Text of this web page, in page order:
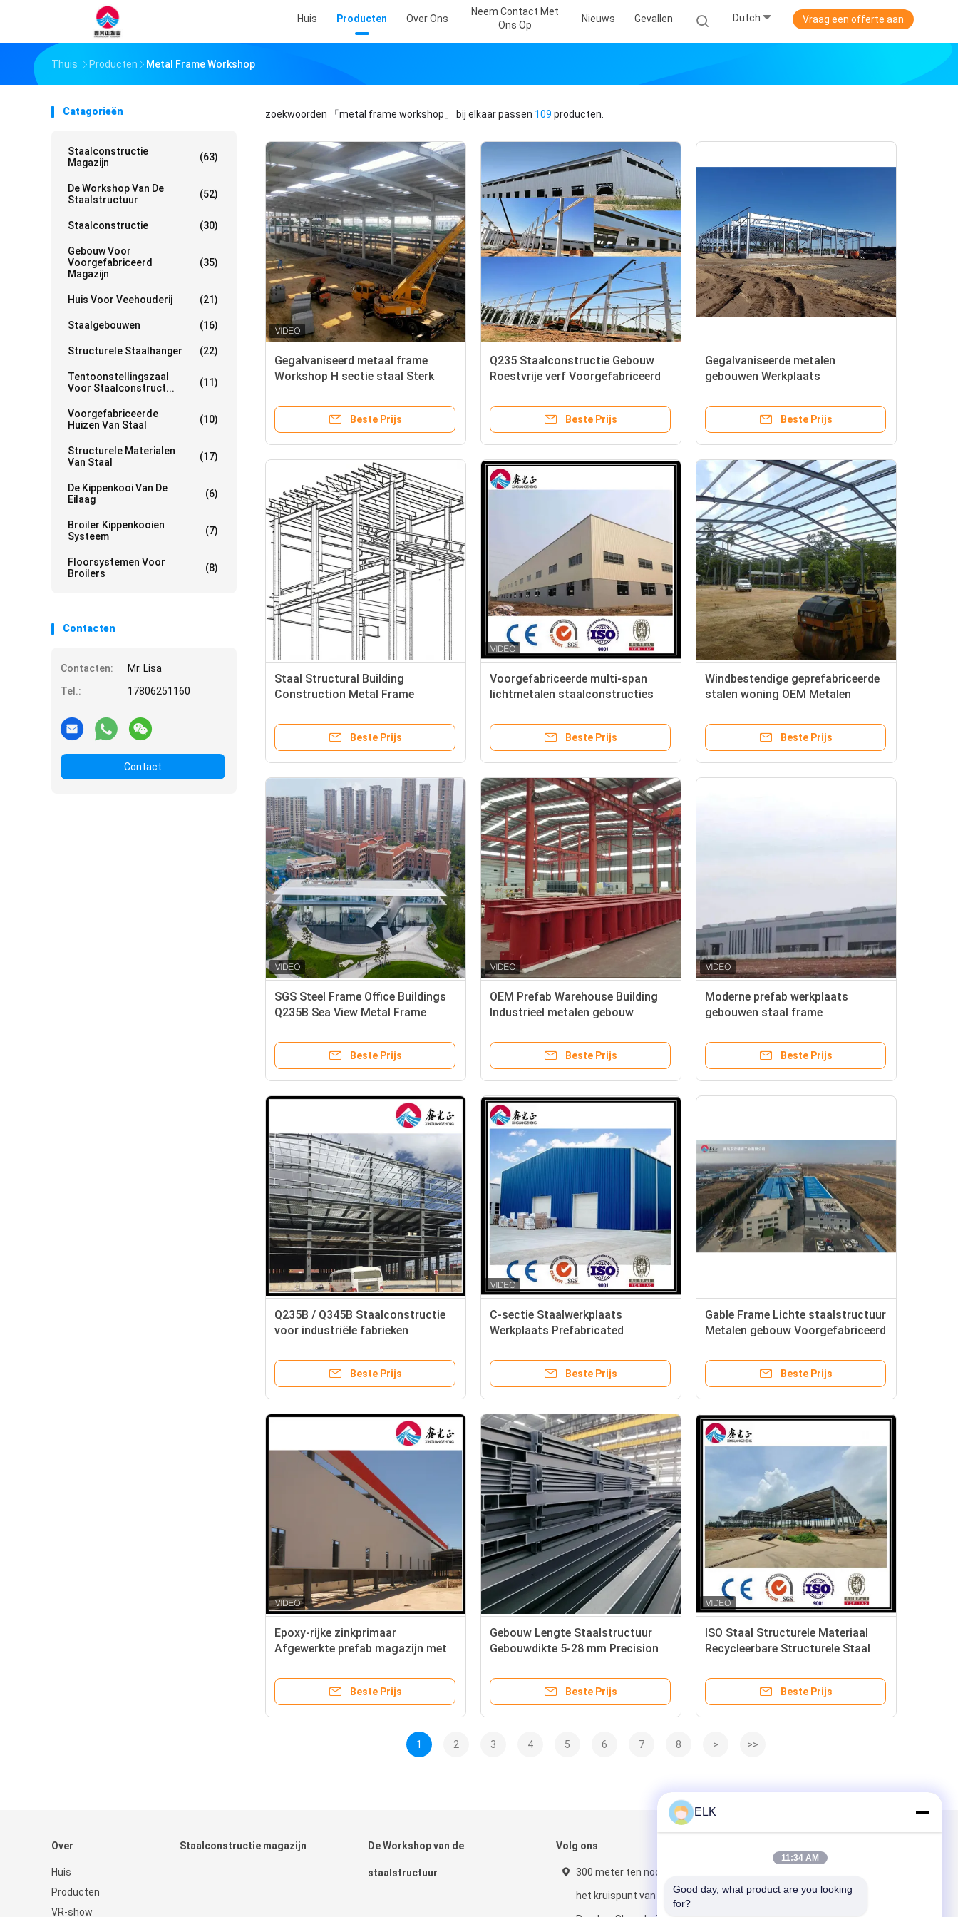
Huis Producten Over Ons
Neem Contact Met
Ons Op
Nieuws Gevallen Dutch Vraag een offerte aan
Thuis Producten Metal Frame Workshop
Catagorieën
Staalconstructie
Magazijn
(63)
De Workshop Van De
Staalstructuur
(52)
Staalconstructie (30)
Gebouw Voor
Voorgefabriceerd
Magazijn
(35)
Huis Voor Veehouderij (21)
Staalgebouwen (16)
Structurele Staalhanger (22)
Tentoonstellingszaal
Voor Staalconstruct...
(11)
Voorgefabriceerde
Huizen Van Staal
(10)
Structurele Materialen
Van Staal
(17)
De Kippenkooi Van De
Eilaag
(6)
Broiler Kippenkooien
Systeem
(7)
Floorsystemen Voor
Broilers
(8)
Contacten
Contacten:
Mr. Lisa
Tel.:
17806251160
Contact
zoekwoorden 「metal frame workshop」 bij elkaar passen 109 producten.
Gegalvaniseerd metaal frame
Workshop H sectie staal Sterk
Beste Prijs
Q235 Staalconstructie Gebouw
Roestvrije verf Voorgefabriceerd
Beste Prijs
Gegalvaniseerde metalen
gebouwen Werkplaats
Beste Prijs
Staal Structural Building
Construction Metal Frame
tekenoplossingen voor duurzame
en projecten
Beste Prijs
Voorgefabriceerde multi-span
lichtmetalen staalconstructies
Beste Prijs
Windbestendige geprefabriceerde
stalen woning OEM Metalen
Beste Prijs
SGS Steel Frame Office Buildings
Q235B Sea View Metal Frame
Beste Prijs
OEM Prefab Warehouse Building
Industrieel metalen gebouw
Beste Prijs
Moderne prefab werkplaats
gebouwen staal frame
Beste Prijs
Q235B / Q345B Staalconstructie
voor industriële fabrieken
Beste Prijs
C-sectie Staalwerkplaats
Werkplaats Prefabricated
Beste Prijs
Gable Frame Lichte staalstructuur
Metalen gebouw Voorgefabriceerd
Beste Prijs
Epoxy-rijke zinkprimaar
Afgewerkte prefab magazijn met
Beste Prijs
Gebouw Lengte Staalstructuur
Gebouwdikte 5-28 mm Precision
industriële bouwoplossingen
Beste Prijs
ISO Staal Structurele Materiaal
Recycleerbare Structurele Staal
Beste Prijs
1 2 3 4 5 6 7 8 > >>
Over
Huis
Producten
VR-show
Staalconstructie magazijn De Workshop van de
staalstructuur
Volg ons
300 meter ten noorden van
het kruispunt van Shenzhen
ELK
11:34 AM
Good day, what product are you looking
for?